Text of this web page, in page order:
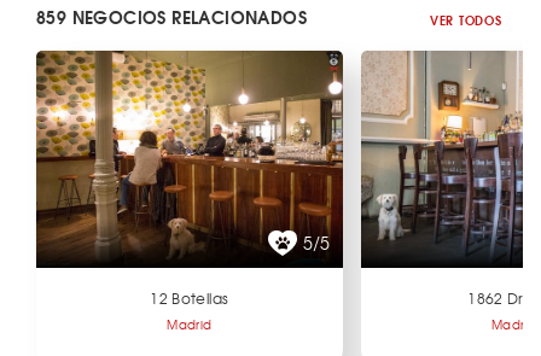
859 NEGOCIOS RELACIONADOS VER TODOS
5/5
12 Botellas
Madrid
1862 Dry
Madrid